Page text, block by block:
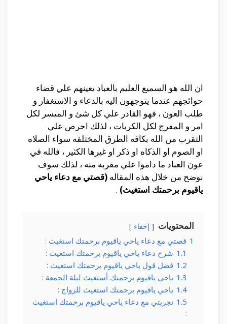
ان الله هو السميع العليم بالعباد يعينهم علي قضاء
حوائجهم عندما يتوجهون اليه بالدعاء و الاستغفار و
طلب العون ، فهو القادر علي كل شئ و الميسر لكل
امر و المفرج لكل الكربات ، لذلك احرص علي
التقرب من الله بكافه الطرق المختلفه سواء الصلاه
او الصوم او الذكاه او ذكر او غيرها الكثير ، فالله في
عون العباد ما داموا علي مقربه منه ، لذلك سوف
نوضح من خلال هذه المقاله (قصتي مع دعاء ياحي
ياقيوم برحمتك استغيث) .
المحتويات إخفاء
1 قصتي مع دعاء ياحي ياقيوم برحمتك استغيث :
1.1 شرح دعاء ياحي ياقيوم برحمتك استغيث :
1.2 فضل قول ياحي ياقيوم برحمتك استغيث :
1.3 ياحي ياقيوم برحمتك أستغيث ليلة الجمعة :
1.4 ياحي ياقيوم برحمتك استغيث للزواج :
1.5 تجربتي مع دعاء ياحي ياقيوم برحمتك استغيث
: